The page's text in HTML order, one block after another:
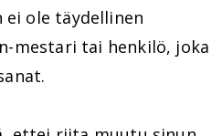
ei ole täydellinen
mestari tai henkilö, joka